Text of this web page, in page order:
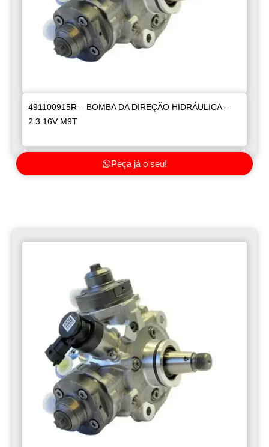
491100915R – BOMBA DA DIREÇÃO HIDRÁULICA –
2.3 16V M9T
Peça já o seu!